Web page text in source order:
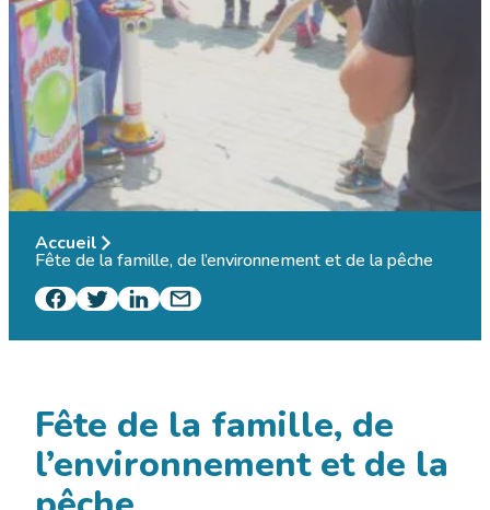
Accueil
Fête de la famille, de l’environnement et de la pêche
Fête de la famille, de
l’environnement et de la